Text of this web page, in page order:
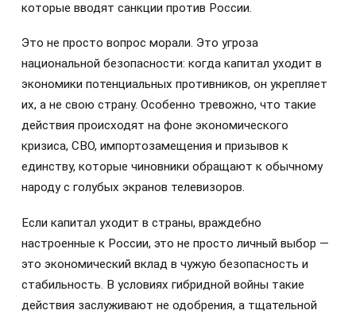
которые вводят санкции против России.
Это не просто вопрос морали. Это угроза
национальной безопасности: когда капитал уходит в
экономики потенциальных противников, он укрепляет
их, а не свою страну. Особенно тревожно, что такие
действия происходят на фоне экономического
кризиса, СВО, импортозамещения и призывов к
единству, которые чиновники обращают к обычному
народу с голубых экранов телевизоров.
Если капитал уходит в страны, враждебно
настроенные к России, это не просто личный выбор —
это экономический вклад в чужую безопасность и
стабильность. В условиях гибридной войны такие
действия заслуживают не одобрения, а тщательной